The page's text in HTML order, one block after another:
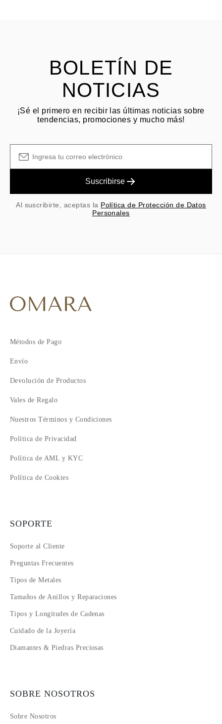
BOLETÍN DE
NOTICIAS
¡Sé el primero en recibir las últimas noticias sobre
tendencias, promociones y mucho más!
Suscribirse
Al suscribirte, aceptas la Política de Protección de Datos
Personales
Métodos de Pago
Envío
Devolución de Productos
Vales de Regalo
Nuestros Términos y Condiciones
Política de Privacidad
Política de AML y KYC
Política de Cookies
SOPORTE
Soporte al Cliente
Preguntas Frecuentes
Tipos de Metales
Tamaños de Anillos y Reparaciones
Tipos y Longitudes de Cadenas
Cuidado de la Joyería
Diamantes & Piedras Preciosas
SOBRE NOSOTROS
Sobre Nosotros